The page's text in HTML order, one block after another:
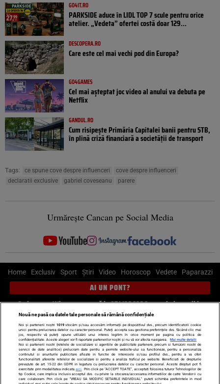
GO4IT.RO
PARKSIDE aduce în LIDL TOP 7 scule pentru orice
atelier. „Vedeta” ofertei costă doar 129...
DESCOPERA.RO
Care este cel mai vechi pod din Europa?
GO4GAMES
Cel mai așteptat joc video al anului va debuta pe
Netflix
GANDUL.RO
Cum risipește Primăria Capitalei banii pentru STB,
în plină criză financiară a societății de transport
Tags: ce spune cove despre influenceri
cove despre influenceri
declaratii exclusive
gabriel coveseanu parere
Urmărește Cancan pe Social Media
Home Exclusiv Sport Știri Video Horoscop Vedete Paparazzi
AI UN PONT?
Scrie-ne pe Whatsapp, sună la 0741226226 sau trimite mail la
pont@cancan.ro
Știri interne Știri externe
Politică
Ultimele stiri
Diete Insula Iubirii Dictionar de vise
LIFE STYLE
Horoscop
Echipa editorială
Termeni si condiții Politica de confidențialitate
Nouă ne pasă ca datele tale personale să rămână confidențiale
Noi și partenerii noștri 1019stocăm și/sau accesăm informații pe dispozitivul dvs., precum identificatorii cookie
unici pentru prelucrarea datelor cu caracter personal. Puteți accepta sau gestiona preferințele dvs. făcând clic mai
jos, respectiv vă puteți opune utilizării unui interes legitim în orice moment pe pagina cu politica de
confidențialitate. Aceste alegeri vor fi raportate partenerilor noștri și nu vă vor afecta navigarea.
Mai multe detalii
Noi si partenerii nostri (retelele de socializare si agentiile de publicitate partenere, precum si furnizorii nostri de
servicii de date analitice) prelucram date pentru a permite website-ului sa functioneze, pentru a personaliza
continutul si anunturile publicitare afisate in functie de interesele si/sau profilul dvs., pentru a va oferi
functionalitati aferente retelelor de socializare si pentru a analiza traficul pe website. Beneficiati de drepturile
prevazute de art. 15-22 din GDPR in legatura cu prelucrarea datelor cu caracter personal. Aceste drepturi pot fi
exercitate prin modalitatea indicataaici . Prin click pe “ACCEPT TOATE”, acceptati folosirea tuturor Tehnologiilor de
tip Cookie, care implica inclusiv acceptul dvs. cu privire la stocarea/accesarea informatiilor de catre Vendor-ii cu
care colaboram. Prin click pe “VREAU SA MODIFIC SETARILE INDIVIDUAL” puteti schimba preferintele in mod